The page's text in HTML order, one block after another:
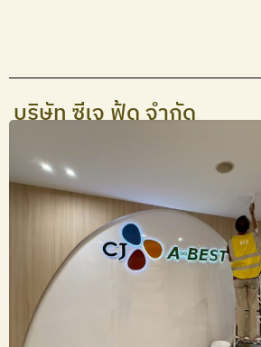
บริษัท ซีเจ ฟู้ด จำกัด